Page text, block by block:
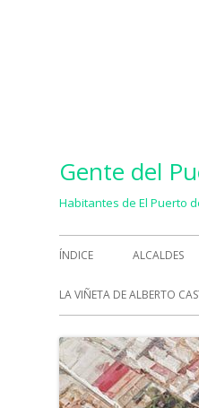
Gente del
Habitantes de El Puerto
Menú
principal
ÍNDICE ALCALDES
LA VIÑETA DE ALBERTO